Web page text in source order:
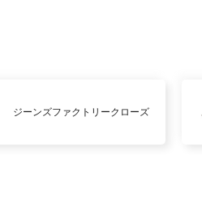
ジーンズファクトリークローズ